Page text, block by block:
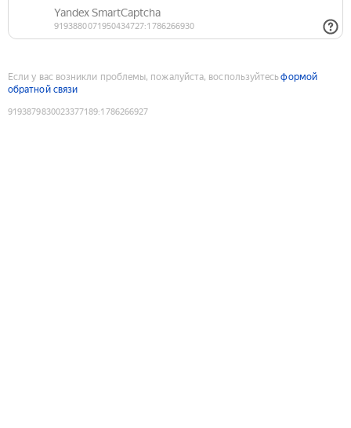
Если у вас возникли проблемы, пожалуйста, воспользуйтесьформой
обратной связи
9193879830023377189:1786266927